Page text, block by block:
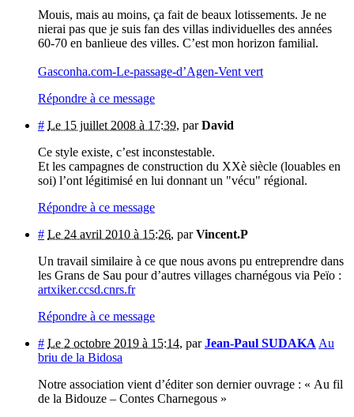
Mouis, mais au moins, ça fait de beaux lotissements. Je ne
nierai pas que je suis fan des villas individuelles des années
60-70 en banlieue des villes. C’est mon horizon familial.
Gasconha.com-Le-passage-d’Agen-Vent vert
Répondre à ce message
# Le 15 juillet 2008 à 17:39, parDavid
Ce style existe, c’est inconstestable.
Et les campagnes de construction du XXè siècle (louables en
soi) l’ont légitimisé en lui donnant un "vécu" régional.
Répondre à ce message
# Le 24 avril 2010 à 15:26, parVincent.P
Un travail similaire à ce que nous avons pu entreprendre dans
les Grans de Sau pour d’autres villages charnégous via Peïo :
artxiker.ccsd.cnrs.fr
Répondre à ce message
# Le 2 octobre 2019 à 15:14, parJean-Paul SUDAKA Au
briu de la Bidosa
Notre association vient d’éditer son dernier ouvrage : « Au fil
de la Bidouze – Contes Charnegous »